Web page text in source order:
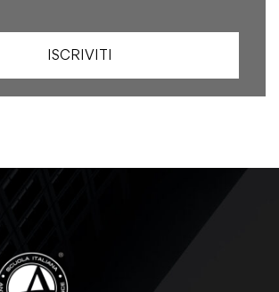
ISCRIVITI